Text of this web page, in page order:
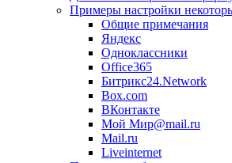
Примеры настройки
Общие примечания
Яндекс
Одноклассники
Office365
Битрикс24.Network
Box.com
ВКонтакте
Мой Мир@mail.ru
Mail.ru
Liveinternet